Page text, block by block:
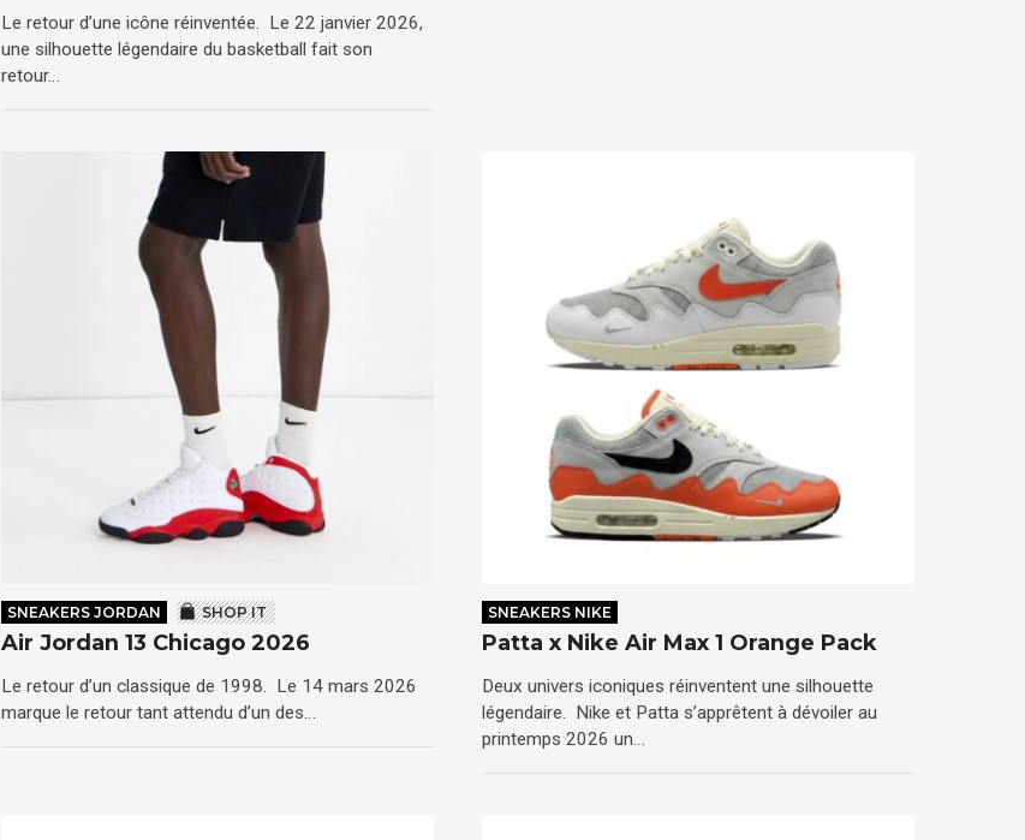
Le retour d’une icône réinventée. Le 22 janvier 2026,
une silhouette légendaire du basketball fait son
retour…
SNEAKERS JORDAN SHOP IT
Air Jordan 13 Chicago 2026
Le retour d’un classique de 1998. Le 14 mars 2026
marque le retour tant attendu d’un des…
SNEAKERS NIKE
Patta x Nike Air Max 1 Orange Pack
Deux univers iconiques réinventent une silhouette
légendaire. Nike et Patta s’apprêtent à dévoiler au
printemps 2026 un…